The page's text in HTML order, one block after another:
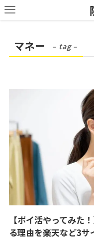
マネー – tag –
【ポイ活やってみた
る理由を楽天など3サ